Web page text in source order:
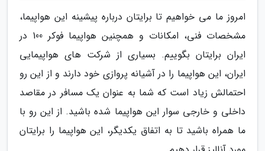
امروز ما می خواهیم تا برایتان درباره پیشینه این هواپیما،
مشخصات فنی، امکانات و همچنین هواپیما فوکر 100 در
ایران برایتان بگوییم. بسیاری از شرکت های هواپیمایی
ایران، این هواپیما را در آشیانه پروازی خود دارند و از این رو
احتمالش زیاد است که شما به عنوان یک مسافر در مقاصد
داخلی و خارجی سوار این هواپیما شده باشید. از این رو با
ما همراه باشید تا به اتفاق یکدیگر، این هواپیما را برایتان